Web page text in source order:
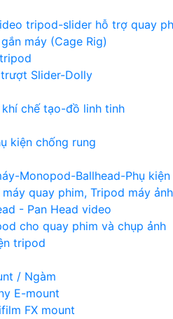
tripod-slider hỗ trợ quay
máy (Cage Rig)
Slider-Dolly
chế tạo-đồ linh tinh
kiện chống rung
Monopod-Ballhead-Phụ kiện
quay phim, Tripod máy
- Pan Head video
cho quay phim và chụp ảnh
tripod
/ Ngàm
E-mount
FX mount